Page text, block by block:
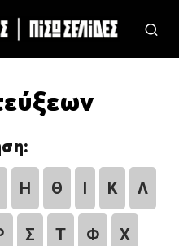
Η Θ Ι Κ Λ
Σ Τ Φ Χ